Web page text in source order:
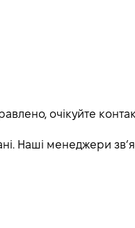
очікуйте
Наші менеджери